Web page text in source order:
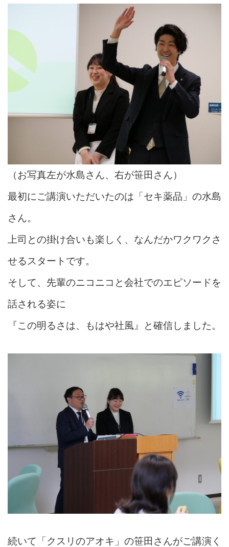
（お写真左が水島さん、右が笹田さん）
最初にご講演いただいたのは「セキ薬品」の水島
さん。
上司との掛け合いも楽しく、なんだかワクワクさ
せるスタートです。
そして、先輩のニコニコと会社でのエピソードを
話される姿に
『この明るさは、もはや社風』と確信しました。
続いて「クスリのアオキ」の笹田さんがご講演く